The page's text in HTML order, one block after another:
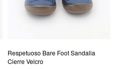
Respetuoso Bare Foot Sandalia
Cierre Velcro